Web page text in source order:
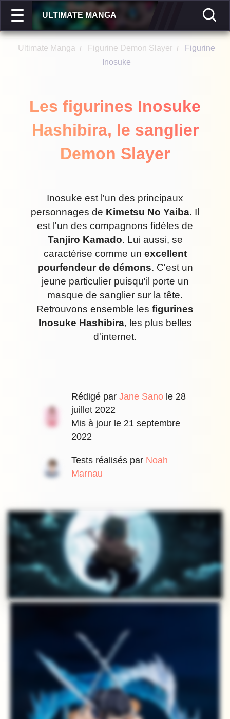
ULTIMATE MANGA
Ultimate Manga / Figurine Demon Slayer /
Figurine
Inosuke
Les figurines Inosuke
Hashibira, le sanglier
Demon Slayer
Inosuke est l'un des principaux
personnages de Kimetsu No Yaiba. Il
est l'un des compagnons fidèles de
Tanjiro Kamado. Lui aussi, se
caractérise comme un excellent
pourfendeur de démons. C'est un
jeune particulier puisqu'il porte un
masque de sanglier sur la tête.
Retrouvons ensemble les figurines
Inosuke Hashibira, les plus belles
d'internet.
Rédigé par Jane Sanole 28
juillet 2022
Mis à jour le 21 septembre
2022
Tests réalisés par Noah
Marnau